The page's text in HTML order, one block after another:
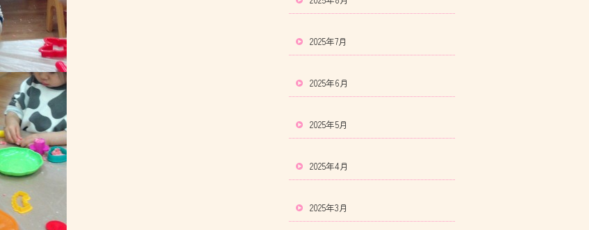
2025年7月
2025年6月
2025年5月
2025年4月
2025年3月